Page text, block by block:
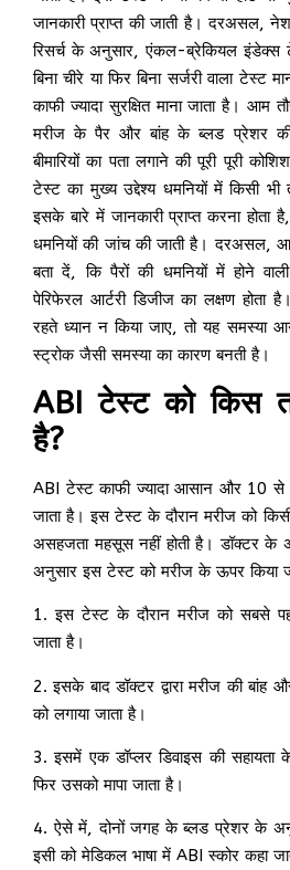
जानकारी प्राप्त की जाती है। दरअसल,
रिसर्च के अनुसार, एंकल-ब्रेकियल
बिना चीरे या फिर बिना सर्जरी वाला टेस्ट
काफी ज्यादा सुरक्षित माना जाता है।
मरीज के पैर और बांह के ब्लड प्रेशर
बीमारियों का पता लगाने की पूरी पूरी
टेस्ट का मुख्य उद्देश्य धमनियों में किसी
इसके बारे में जानकारी प्राप्त करना होता
धमनियों की जांच की जाती है। दरअसल,
बता दें, कि पैरों की धमनियों में होने
पेरिफेरल आर्टरी डिजीज का लक्षण
रहते ध्यान न किया जाए, तो यह समस्या
स्ट्रोक जैसी समस्या का कारण बनती है।
ABI टेस्ट को किस
है?
ABI टेस्ट काफी ज्यादा आसान और 10 से
जाता है। इस टेस्ट के दौरान मरीज को
असहजता महसूस नहीं होती है। डॉक्टर के
अनुसार इस टेस्ट को मरीज के ऊपर किया
1. इस टेस्ट के दौरान मरीज को सबसे
जाता है।
2. इसके बाद डॉक्टर द्वारा मरीज की
को लगाया जाता है।
3. इसमें एक डॉप्लर डिवाइस की सहायता
फिर उसको मापा जाता है।
4. ऐसे में, दोनों जगह के ब्लड प्रेशर के
इसी को मेडिकल भाषा में ABI स्कोर कहा